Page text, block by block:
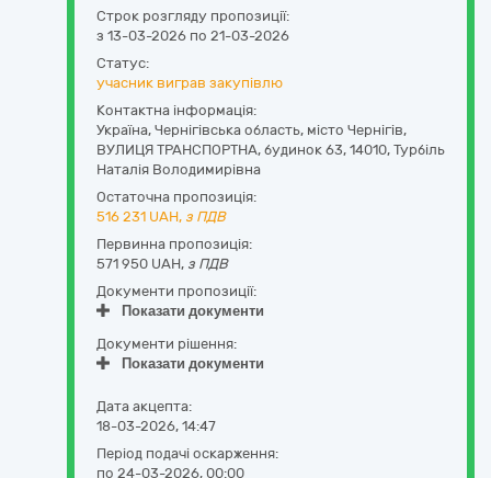
Строк розгляду пропозиції:
з 13-03-2026 по 21-03-2026
Статус:
учасник виграв закупівлю
Контактна інформація:
Україна, Чернігівська область, місто Чернігів,
ВУЛИЦЯ ТРАНСПОРТНА, будинок 63, 14010, Турбіль
Наталія Володимирівна
Остаточна пропозиція:
516 231 UAH, з ПДВ
Первинна пропозиція:
571 950 UAH, з ПДВ
Документи пропозиції:
Показати документи
Документи рішення:
Показати документи
Дата акцепта:
18-03-2026, 14:47
Період подачі оскарження:
по 24-03-2026, 00:00